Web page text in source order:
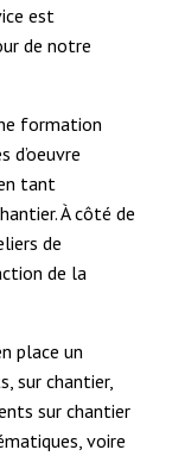
est
de notre
formation
tant
À côté de
de
de la
place un
sur chantier,
sur chantier
voire